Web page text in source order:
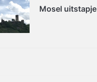
Mosel uitstapje